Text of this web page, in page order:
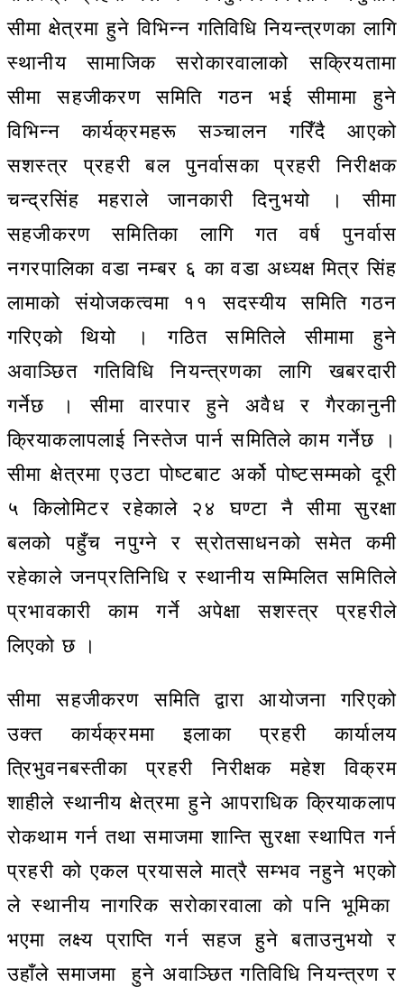
सीमा क्षेत्रमा हुने विभिन्न गतिविधि नियन्त्रणका लागि
स्थानीय सामाजिक सरोकारवालाको सक्रियतामा
सीमा सहजीकरण समिति गठन भई सीमामा हुने
विभिन्न कार्यक्रमहरू सञ्चालन गरिँदै आएको
सशस्त्र प्रहरी बल पुनर्वासका प्रहरी निरीक्षक
चन्द्रसिंह महराले जानकारी दिनुभयो । सीमा
सहजीकरण समितिका लागि गत वर्ष पुनर्वास
नगरपालिका वडा नम्बर ६ का वडा अध्यक्ष मित्र सिंह
लामाको संयोजकत्वमा ११ सदस्यीय समिति गठन
गरिएको थियो । गठित समितिले सीमामा हुने
अवाञ्छित गतिविधि नियन्त्रणका लागि खबरदारी
गर्नेछ । सीमा वारपार हुने अवैध र गैरकानुनी
क्रियाकलापलाई निस्तेज पार्न समितिले काम गर्नेछ ।
सीमा क्षेत्रमा एउटा पोष्टबाट अर्को पोष्टसम्मको दूरी
५ किलोमिटर रहेकाले २४ घण्टा नै सीमा सुरक्षा
बलको पहुँच नपुग्ने र स्रोतसाधनको समेत कमी
रहेकाले जनप्रतिनिधि र स्थानीय सम्मिलित समितिले
प्रभावकारी काम गर्ने अपेक्षा सशस्त्र प्रहरीले
लिएको छ ।
सीमा सहजीकरण समिति द्वारा आयोजना गरिएको
उक्त कार्यक्रममा इलाका प्रहरी कार्यालय
त्रिभुवनबस्तीका प्रहरी निरीक्षक महेश विक्रम
शाहीले स्थानीय क्षेत्रमा हुने आपराधिक क्रियाकलाप
रोकथाम गर्न तथा समाजमा शान्ति सुरक्षा स्थापित गर्न
प्रहरी को एकल प्रयासले मात्रै सम्भव नहुने भएको
ले स्थानीय नागरिक सरोकारवाला को पनि भूमिका
भएमा लक्ष्य प्राप्ति गर्न सहज हुने बताउनुभयो र
उहाँले समाजमा हुने अवाञ्छित गतिविधि नियन्त्रण र